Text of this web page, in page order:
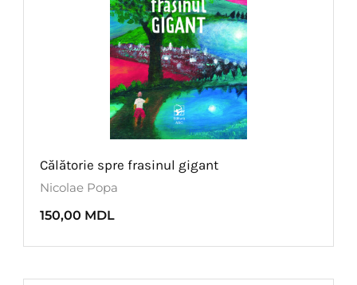
Călătorie spre frasinul gigant
Nicolae Popa
150,00 MDL